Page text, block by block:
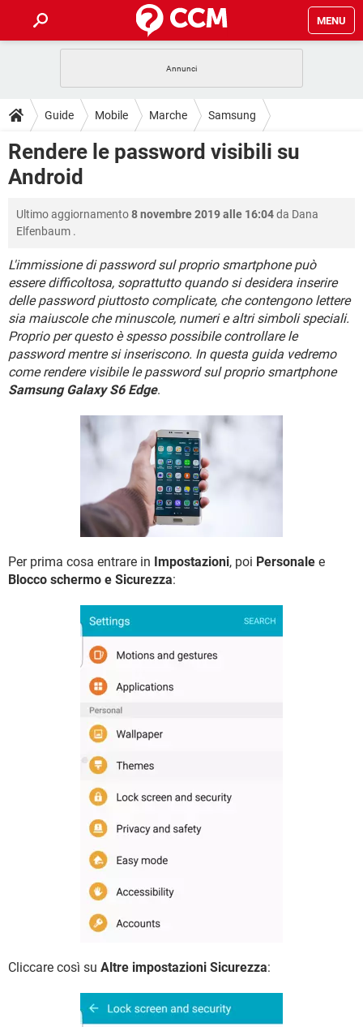
MENU
INTRATTENIMENTO ANDROID
iOS WINDOWS 10
INSTAGRAM
HARDWARE
GUIDE
COVID-19 GAMING
INTRATTENIMENTO ANDROID
INSTAGRAM WHATSAPP
HARDWARE
DOWNLOAD
COVID-19
iOS
INSTAGRAM WHATSAPP
TIKTOK FACEBOOK
HARDWARE
FORUM
COVID-19 GAMING
iOS WINDOWS 10
INSTAGRAM WHATSAPP
TIKTOK FACEBOOK
HARDWARE
GLOSSARIO
COVID-19 GAMING
INTRATTENIMENTO ANDROID
iOS WINDOWS 10
INSTAGRAM WHATSAPP
TIKTOK FACEBOOK
HARDWARE
Guide Mobile Marche Samsung
Rendere le password visibili su
Android
Ultimo aggiornamento8 novembre 2019 alle 16:04da Dana
Elfenbaum .
L'immissione di password sul proprio smartphone può
essere difficoltosa, soprattutto quando si desidera inserire
delle password piuttosto complicate, che contengono lettere
sia maiuscole che minuscole, numeri e altri simboli speciali.
Proprio per questo è spesso possibile controllare le
password mentre si inseriscono. In questa guida vedremo
come rendere visibile le password sul proprio smartphone
Samsung Galaxy S6 Edge.
Per prima cosa entrare in Impostazioni, poi Personale e
Blocco schermo e Sicurezza:
Cliccare così su Altre impostazioni Sicurezza: